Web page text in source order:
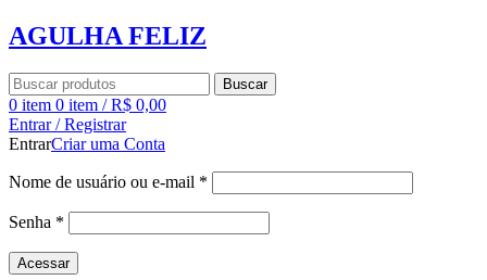
AGULHA FELIZ
Buscar
0 item 0 item / R$ 0,00
Entrar / Registrar
EntrarCriar uma Conta
Nome de usuário ou e-mail *
Senha *
Acessar